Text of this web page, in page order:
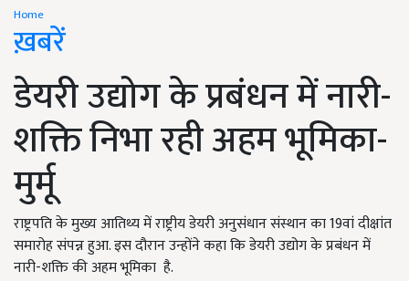
Home
ख़बरें
डेयरी उद्योग के प्रबंधन में नारी-
शक्ति निभा रही अहम भूमिका-
मुर्मू
राष्ट्रपति के मुख्य आतिथ्य में राष्ट्रीय डेयरी अनुसंधान संस्थान का 19वां दीक्षांत
समारोह संपन्न हुआ. इस दौरान उन्होंने कहा कि डेयरी उद्योग के प्रबंधन में
नारी-शक्ति की अहम भूमिका है.